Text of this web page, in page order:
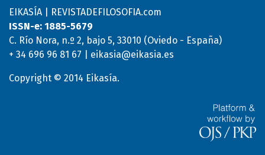
EIKASÍA | REVISTADEFILOSOFIA.com
ISSN-e: 1885-5679
C. Río Nora, n.º 2, bajo 5, 33010 (Oviedo - España)
+ 34 696 96 81 67 | eikasia@eikasia.es
Copyright © 2014 Eikasía.